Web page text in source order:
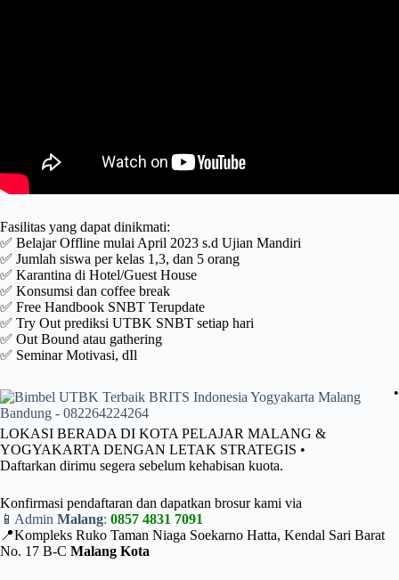
Fasilitas yang dapat dinikmati:
✅ Belajar Offline mulai April 2023 s.d Ujian Mandiri
✅ Jumlah siswa per kelas 1,3, dan 5 orang
✅ Karantina di Hotel/Guest House
✅ Konsumsi dan coffee break
✅ Free Handbook SNBT Terupdate
✅ Try Out prediksi UTBK SNBT setiap hari
✅ Out Bound atau gathering
✅ Seminar Motivasi, dIl
•
LOKASI BERADA DI KOTA PELAJAR MALANG &
YOGYAKARTA DENGAN LETAK STRATEGIS •
Daftarkan dirimu segera sebelum kehabisan kuota.
Konfirmasi pendaftaran dan dapatkan brosur kami via
📱Admin Malang: 0857 4831 7091
📍Kompleks Ruko Taman Niaga Soekarno Hatta, Kendal Sari Barat
No. 17 B-C Malang Kota